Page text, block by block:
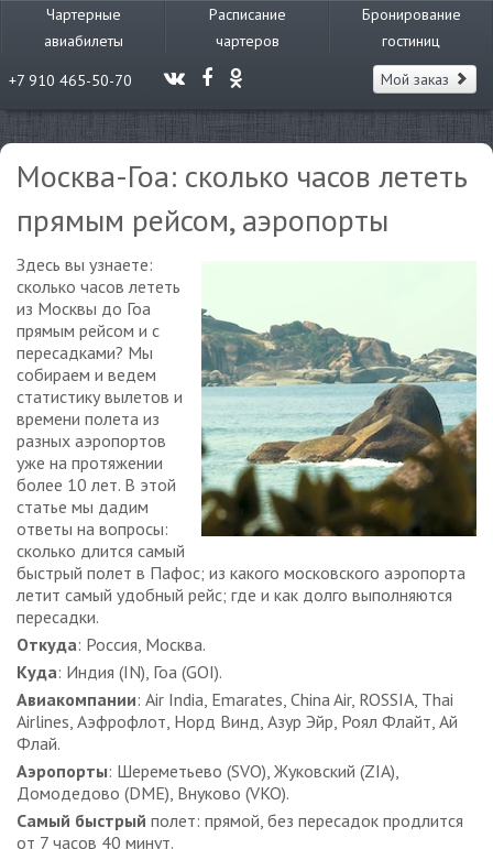
Чартерные
авиабилеты
Расписание
чартеров
Бронирование
гостиниц
+7 910 465-50-70
Мой заказ
Москва-Гоа: сколько часов лететь
прямым рейсом, аэропорты
Здесь вы узнаете:
сколько часов лететь
из Москвы до Гоа
прямым рейсом и с
пересадками? Мы
собираем и ведем
статистику вылетов и
времени полета из
разных аэропортов
уже на протяжении
более 10 лет. В этой
статье мы дадим
ответы на вопросы:
сколько длится самый
быстрый полет в Пафос; из какого московского аэропорта
летит самый удобный рейс; где и как долго выполняются
пересадки.
Откуда: Россия, Москва.
Куда: Индия (IN), Гоа (GOI).
Авиакомпании: Air India, Emarates, China Air, ROSSIA, Thai
Airlines, Аэфрофлот, Норд Винд, Азур Эйр, Роял Флайт, Ай
Флай.
Аэропорты: Шереметьево (SVO), Жуковский (ZIA),
Домодедово (DME), Внуково (VKO).
Самый быстрый полет: прямой, без пересадок продлится
от 7 часов 40 минут.